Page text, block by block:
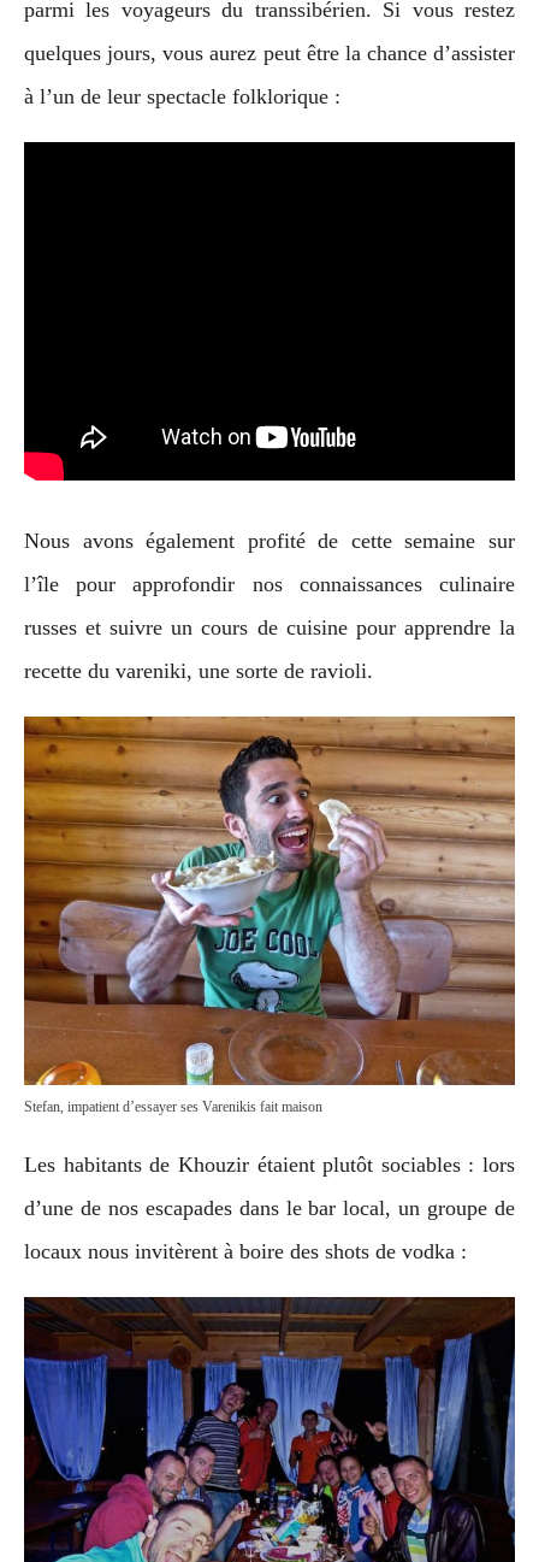
parmi les voyageurs du transsibérien. Si vous restez
quelques jours, vous aurez peut être la chance d’assister
à l’un de leur spectacle folklorique :
Nous avons également profité de cette semaine sur
l’île pour approfondir nos connaissances culinaire
russes et suivre un cours de cuisine pour apprendre la
recette du vareniki, une sorte de ravioli.
Stefan, impatient d’essayer ses Varenikis fait maison
Les habitants de Khouzir étaient plutôt sociables : lors
d’une de nos escapades dans le bar local, un groupe de
locaux nous invitèrent à boire des shots de vodka :